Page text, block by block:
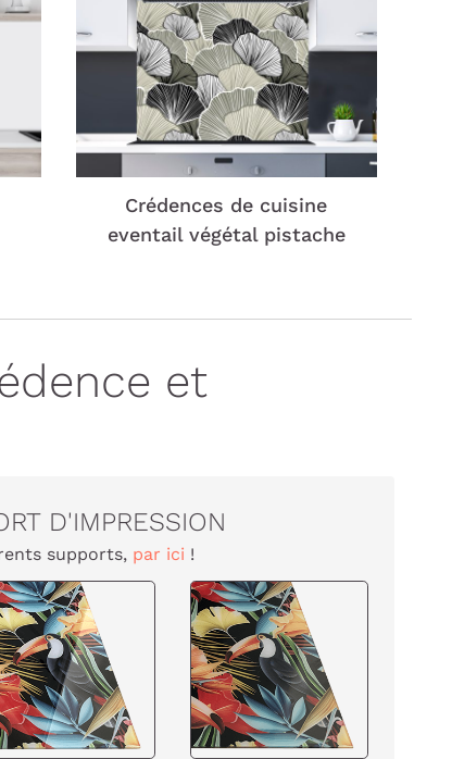
Crédences de cuisine
eventail végétal pistache
et
D'IMPRESSION
supports, par ici !